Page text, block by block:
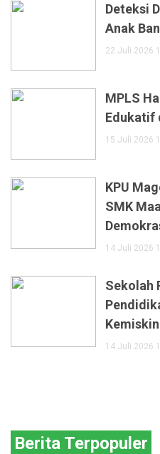
Deteksi
Anak
22 Juli 2026
MPLS
Edukatif
15 Juli 2026
KPU
SMK
14 Juli 2026
Sekolah
14 Juli 2026
Berita Terpopuler